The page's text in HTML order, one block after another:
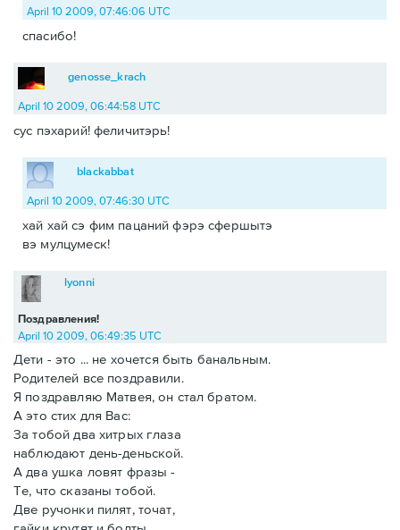
April 10 2009, 07:46:06 UTC
спасибо!
genosse_krach
April 10 2009, 06:44:58 UTC
сус пэхарий! феличитэрь!
blackabbat
April 10 2009, 07:46:30 UTC
хай хай сэ фим пацаний фэрэ сфершытэ
вэ мулцумеск!
Поздравления!
lyonni
April 10 2009, 06:49:35 UTC
Дети - это ... не хочется быть банальным.
Родителей все поздравили.
Я поздравляю Матвея, он стал братом.
А это стих для Вас:
За тобой два хитрых глаза
наблюдают день-деньской.
А два ушка ловят фразы -
Те, что сказаны тобой.
Две ручонки пилят, точат,